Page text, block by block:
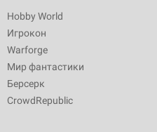
Hobby World
Игрокон
Warforge
Мир фантастики
Берсерк
CrowdRepublic